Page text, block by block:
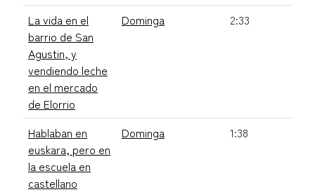
La vida en el
barrio de San
Agustin, y
vendiendo leche
en el mercado
de Elorrio
Dominga 2:33
Hablaban en
euskara, pero en
la escuela en
castellano
Dominga 1:38